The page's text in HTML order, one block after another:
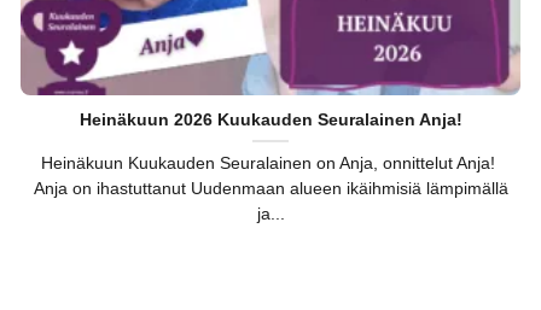
Heinäkuun 2026 Kuukauden Seuralainen Anja!
Heinäkuun Kuukauden Seuralainen on Anja, onnittelut Anja!
Anja on ihastuttanut Uudenmaan alueen ikäihmisiä lämpimällä
ja...